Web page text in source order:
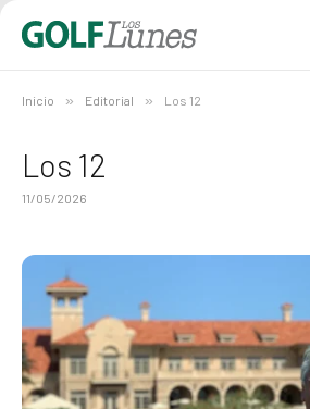
Inicio » Editorial » Los 12
Los 12
11/05/2026